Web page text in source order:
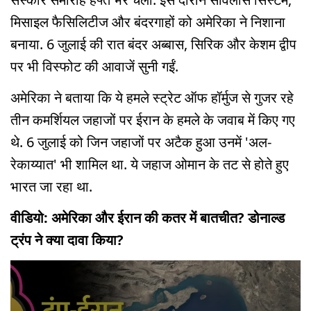
मिसाइल फैसिलिटीज और बंदरगाहों को अमेरिका ने निशाना
बनाया. 6 जुलाई की रात बंदर अब्बास, सिरिक और केशम द्वीप
पर भी विस्फोट की आवाजें सुनी गईं.
अमेरिका ने बताया कि ये हमले स्ट्रेट ऑफ हॉर्मुज से गुजर रहे
तीन कमर्शियल जहाजों पर ईरान के हमले के जवाब में किए गए
थे. 6 जुलाई को जिन जहाजों पर अटैक हुआ उनमें 'अल-
रेकाय्यात' भी शामिल था. ये जहाज ओमान के तट से होते हुए
भारत जा रहा था.
वीडियो: अमेरिका और ईरान की कतर में बातचीत? डोनाल्ड
ट्रंप ने क्या दावा किया?